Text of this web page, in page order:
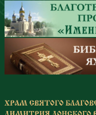
Перейти к основному